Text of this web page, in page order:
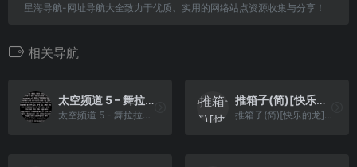
星海导航-网址导航大全致力于优质、实用的网络站点资源收集与分享！
相关导航
太空频道 5 – 舞拉拉的闪耀攻击[Ershu](简)(US)(128Mb)
太空频道 5 - 舞拉拉的闪耀攻击[Ershu](简)(US)(128Mb)
推箱子(简)[快乐的龙][PUZ](0.31Mb)
推箱子(简)[快乐的龙][PUZ](0.31Mb)